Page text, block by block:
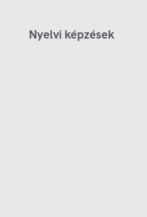
Nyelvi képzések